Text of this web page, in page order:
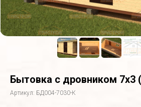
Бытовка с дровником 7х3
Артикул: БД004-7030-К